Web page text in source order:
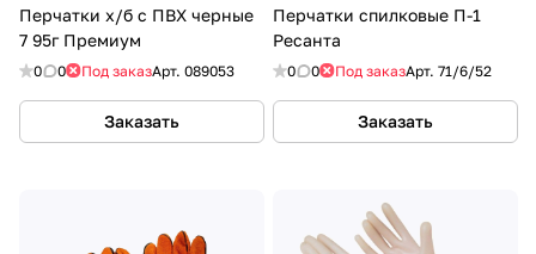
Перчатки х/б с ПВХ черные
7 95г Премиум
0 0 Под заказАрт. 089053
Заказать
Перчатки спилковые П-1
Ресанта
0 0 Под заказАрт. 71/6/52
Заказать